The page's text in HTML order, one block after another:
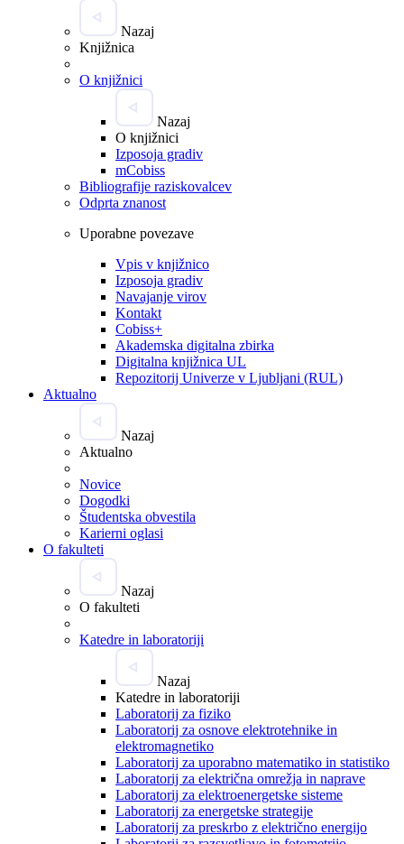
Nazaj
Knjižnica
O knjižnici
Nazaj
O knjižnici
Izposoja gradiv
mCobiss
Bibliografije raziskovalcev
Odprta znanost
Uporabne povezave
Vpis v knjižnico
Izposoja gradiv
Navajanje virov
Kontakt
Cobiss+
Akademska digitalna zbirka
Digitalna knjižnica UL
Repozitorij Univerze v Ljubljani (RUL)
Aktualno
Nazaj
Aktualno
Novice
Dogodki
Študentska obvestila
Karierni oglasi
O fakulteti
Nazaj
O fakulteti
Katedre in laboratoriji
Nazaj
Katedre in laboratoriji
Laboratorij za fiziko
Laboratorij za osnove elektrotehnike in
elektromagnetiko
Laboratorij za uporabno matematiko in statistiko
Laboratorij za električna omrežja in naprave
Laboratorij za elektroenergetske sisteme
Laboratorij za energetske strategije
Laboratorij za preskrbo z električno energijo